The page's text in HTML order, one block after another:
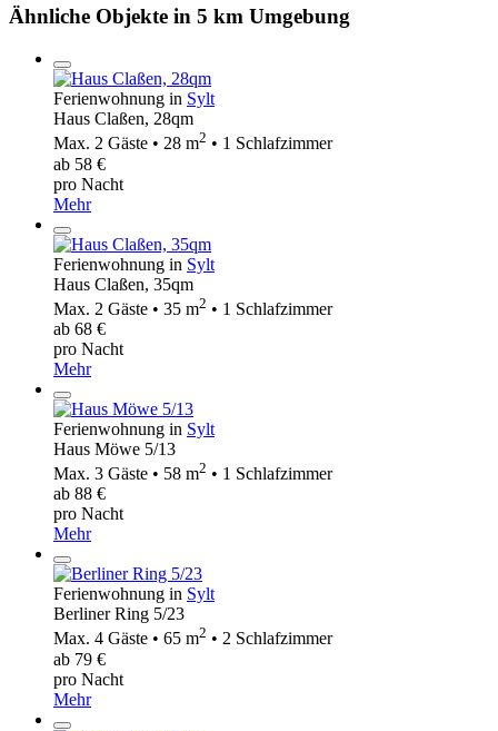
Ähnliche Objekte in 5 km Umgebung
Ferienwohnung in Sylt
Haus Claßen, 28qm
Max. 2 Gäste • 28 m2 • 1 Schlafzimmer
ab 58 €
pro Nacht
Mehr
Ferienwohnung in Sylt
Haus Claßen, 35qm
Max. 2 Gäste • 35 m2 • 1 Schlafzimmer
ab 68 €
pro Nacht
Mehr
Ferienwohnung in Sylt
Haus Möwe 5/13
Max. 3 Gäste • 58 m2 • 1 Schlafzimmer
ab 88 €
pro Nacht
Mehr
Ferienwohnung in Sylt
Berliner Ring 5/23
Max. 4 Gäste • 65 m2 • 2 Schlafzimmer
ab 79 €
pro Nacht
Mehr